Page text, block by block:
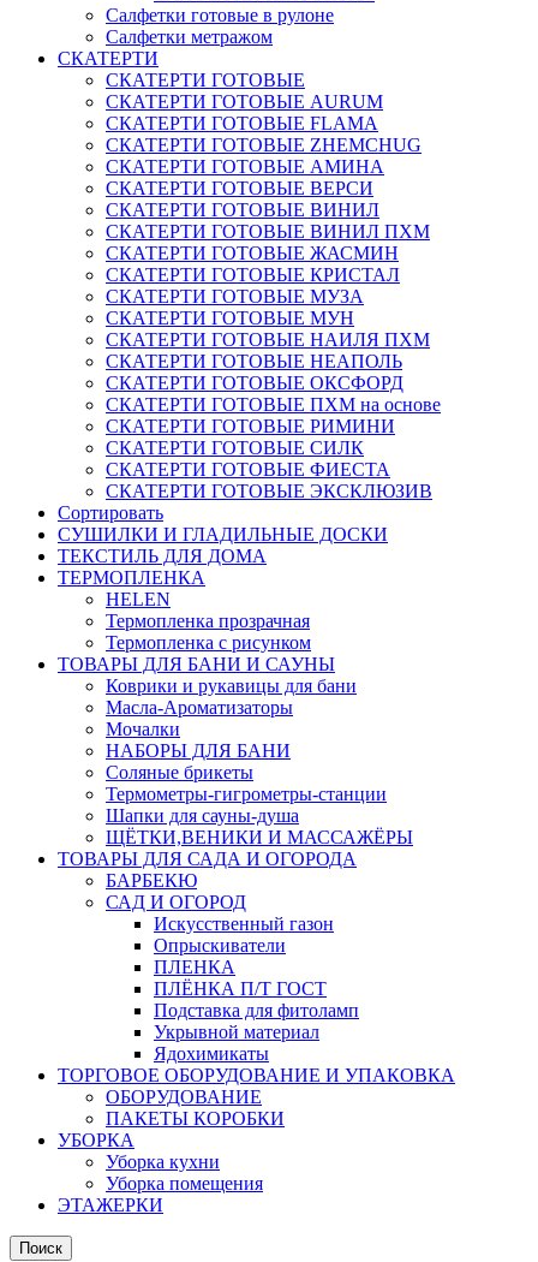
Салфетки готовые в рулоне
Салфетки метражом
СКАТЕРТИ
СКАТЕРТИ ГОТОВЫЕ
СКАТЕРТИ ГОТОВЫЕ AURUM
СКАТЕРТИ ГОТОВЫЕ FLAMA
СКАТЕРТИ ГОТОВЫЕ ZHEMCHUG
СКАТЕРТИ ГОТОВЫЕ АМИНА
СКАТЕРТИ ГОТОВЫЕ ВЕРСИ
СКАТЕРТИ ГОТОВЫЕ ВИНИЛ
СКАТЕРТИ ГОТОВЫЕ ВИНИЛ ПХМ
СКАТЕРТИ ГОТОВЫЕ ЖАСМИН
СКАТЕРТИ ГОТОВЫЕ КРИСТАЛ
СКАТЕРТИ ГОТОВЫЕ МУЗА
СКАТЕРТИ ГОТОВЫЕ МУН
СКАТЕРТИ ГОТОВЫЕ НАИЛЯ ПХМ
СКАТЕРТИ ГОТОВЫЕ НЕАПОЛЬ
СКАТЕРТИ ГОТОВЫЕ ОКСФОРД
СКАТЕРТИ ГОТОВЫЕ ПХМ на основе
СКАТЕРТИ ГОТОВЫЕ РИМИНИ
СКАТЕРТИ ГОТОВЫЕ СИЛК
СКАТЕРТИ ГОТОВЫЕ ФИЕСТА
СКАТЕРТИ ГОТОВЫЕ ЭКСКЛЮЗИВ
Сортировать
СУШИЛКИ И ГЛАДИЛЬНЫЕ ДОСКИ
ТЕКСТИЛЬ ДЛЯ ДОМА
ТЕРМОПЛЕНКА
HELEN
Термопленка прозрачная
Термопленка с рисунком
ТОВАРЫ ДЛЯ БАНИ И САУНЫ
Коврики и рукавицы для бани
Масла-Aроматизаторы
Мочалки
НАБОРЫ ДЛЯ БАНИ
Соляные брикеты
Термометры-гигрометры-станции
Шапки для сауны-душа
ЩЁТКИ,ВЕНИКИ И МАССАЖЁРЫ
ТОВАРЫ ДЛЯ САДА И ОГОРОДА
БАРБЕКЮ
САД И ОГОРОД
Искусственный газон
Опрыскиватели
ПЛЕНКА
ПЛЁНКА П/Т ГОСТ
Подставка для фитоламп
Укрывной материал
Ядохимикаты
ТОРГОВОЕ ОБОРУДОВАНИЕ И УПАКОВКА
ОБОРУДОВАНИЕ
ПАКЕТЫ КОРОБКИ
УБОРКА
Уборка кухни
Уборка помещения
ЭТАЖЕРКИ
Поиск